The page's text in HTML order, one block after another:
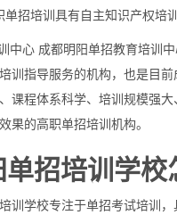
招培训具有自主知识产权培
中心 成都明阳单招教育培训
训指导服务的机构，也是目
课程体系科学、培训规模强
效果的高职单招培训机构。
招培训学校
训学校专注于单招考试培训